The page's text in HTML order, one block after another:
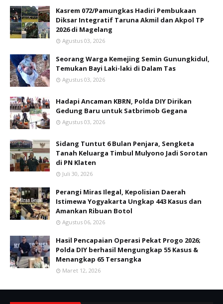
Kasrem 072/Pamungkas Hadiri Pembukaan
Diksar Integratif Taruna Akmil dan Akpol TP
2026 di Magelang
Agustus 03, 2026
Seorang Warga Kemejing Semin Gunungkidul,
Temukan Bayi Laki-laki di Dalam Tas
Agustus 03, 2026
Hadapi Ancaman KBRN, Polda DIY Dirikan
Gedung Baru untuk Satbrimob Gegana
Agustus 03, 2026
Sidang Tuntut 6 Bulan Penjara, Sengketa
Tanah Keluarga Timbul Mulyono Jadi Sorotan
di PN Klaten
Juli 30, 2026
Perangi Miras Ilegal, Kepolisian Daerah
Istimewa Yogyakarta Ungkap 443 Kasus dan
Amankan Ribuan Botol
Agustus 06, 2026
Hasil Pencapaian Operasi Pekat Progo 2026;
Polda DIY berhasil Mengungkap 55 Kasus &
Menangkap 65 Tersangka
Maret 12, 2026